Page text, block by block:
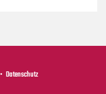
Datenschutz